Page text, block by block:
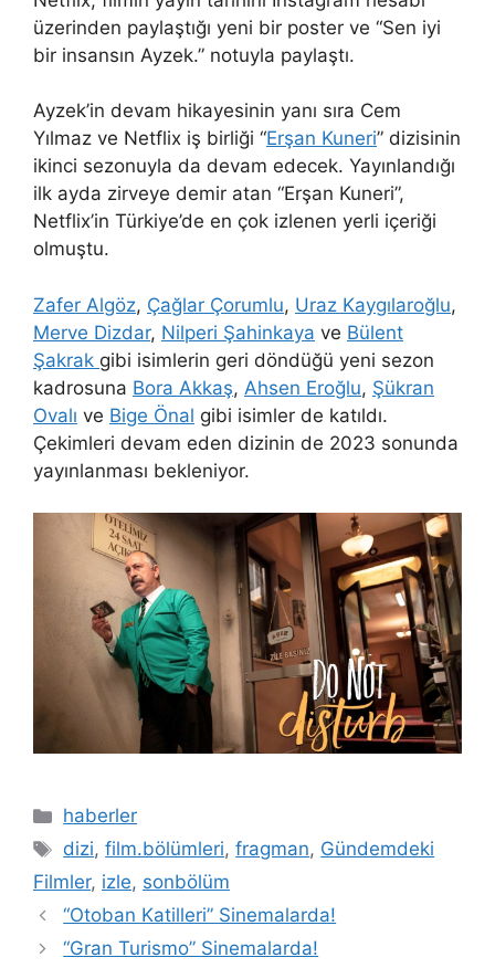
üzerinden paylaştığı yeni bir poster ve “Sen iyi
bir insansın Ayzek.” notuyla paylaştı.
Ayzek’in devam hikayesinin yanı sıra Cem
Yılmaz ve Netflix iş birliği “Erşan Kuneri” dizisinin
ikinci sezonuyla da devam edecek. Yayınlandığı
ilk ayda zirveye demir atan “Erşan Kuneri”,
Netflix’in Türkiye’de en çok izlenen yerli içeriği
olmuştu.
Zafer Algöz, Çağlar Çorumlu, Uraz Kaygılaroğlu,
Merve Dizdar, Nilperi Şahinkaya ve Bülent
Şakrak gibi isimlerin geri döndüğü yeni sezon
kadrosuna Bora Akkaş, Ahsen Eroğlu, Şükran
Ovalı ve Bige Önal gibi isimler de katıldı.
Çekimleri devam eden dizinin de 2023 sonunda
yayınlanması bekleniyor.
Kategoriler
haberler
Etiketler
dizi,film.bölümleri,fragman, Gündemdeki
Filmler, izle, sonbölüm
“Otoban Katilleri” Sinemalarda!
“Gran Turismo” Sinemalarda!